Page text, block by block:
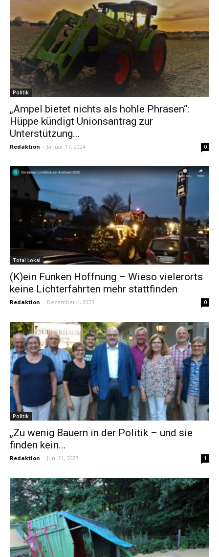
Politik
„Ampel bietet nichts als hohle Phrasen“:
Hüppe kündigt Unionsantrag zur
Unterstützung...
Redaktion - Januar 17, 2024 0
Total Lokal
(K)ein Funken Hoffnung – Wieso vielerorts
keine Lichterfahrten mehr stattfinden
Redaktion - Dezember 4, 2023 0
Politik
„Zu wenig Bauern in der Politik – und sie
finden kein...
Redaktion - Juni 21, 2023 1